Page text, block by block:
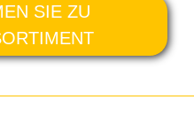
SIE ZU